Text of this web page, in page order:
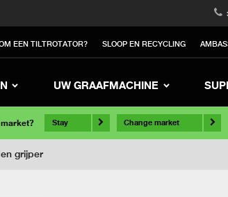
EEN TILTROTATOR? SLOOP EN RECYCLING
UW GRAAFMACHINE
market? Stay Change market
grijper